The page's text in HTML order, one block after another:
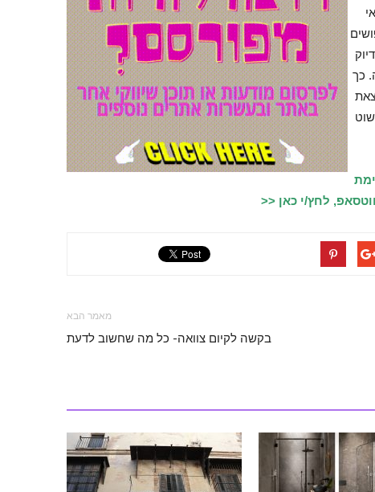
כך
לחץ/י כאן <<
מאמר הבא
בקשה לקיום צוואה- כל מה שחשוב לדעת